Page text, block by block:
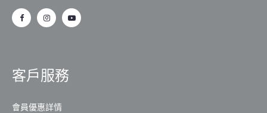
客戶服務
會員優惠詳情